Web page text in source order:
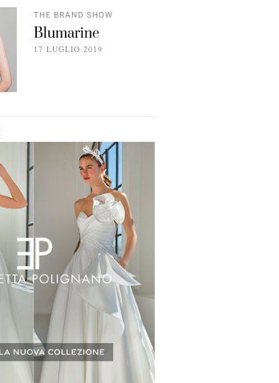
THE BRAND SHOW
Blumarine
17 LUGLIO 2019